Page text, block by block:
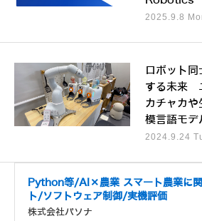
2025.9.8
ロボット
する未来
カチャカ
模言語モデ
2024.9.24
Python等/AI×農業 スマート農業に
ト/ソフトウェア制御/実機評価
株式会社パソナ